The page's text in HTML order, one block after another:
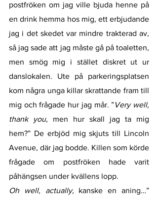
postfröken om jag ville bjuda henne på
en drink hemma hos mig, ett erbjudande
jag i det skedet var mindre trakterad av,
så jag sade att jag måste gå på toaletten,
men smög mig i stället diskret ut ur
danslokalen. Ute på parkeringsplatsen
kom några unga killar skrattande fram till
mig och frågade hur jag mår. ”Very well,
thank you, men hur skall jag ta mig
hem?” De erbjöd mig skjuts till Lincoln
Avenue, där jag bodde. Killen som körde
frågade om postfröken hade varit
påhängsen under kvällens lopp.
Oh well, actually, kanske en aning…”